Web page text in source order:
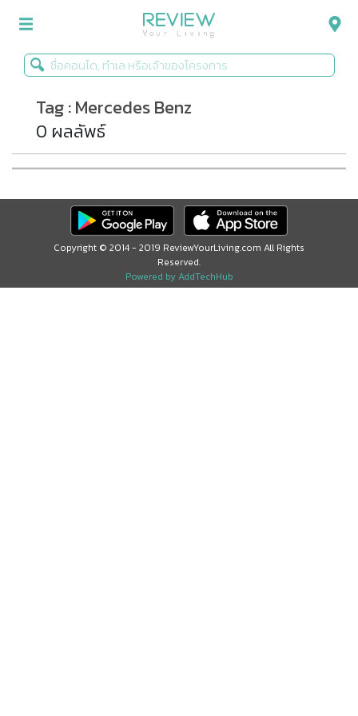
รีวิวคอนโด
รีวิวบ้าน
รีวิวทาวน์โฮม
Life+Style
Infographic
Tag : Mercedes Benz
0 ผลลัพธ์
Copyright © 2014 - 2019 ReviewYourLiving.com All Rights
Reserved.
Powered by AddTechHub